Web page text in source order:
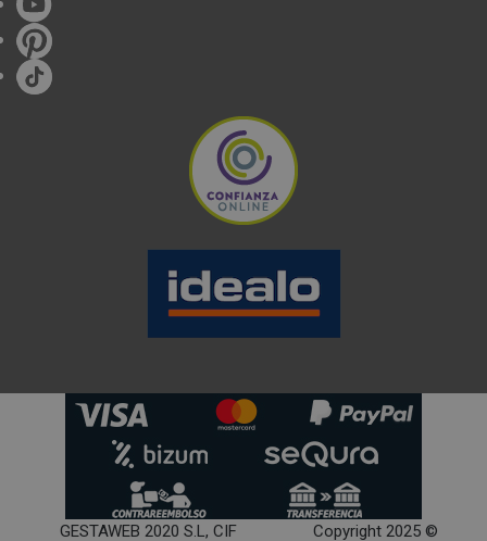
GESTAWEB 2020 S.L, CIF Copyright 2025 ©